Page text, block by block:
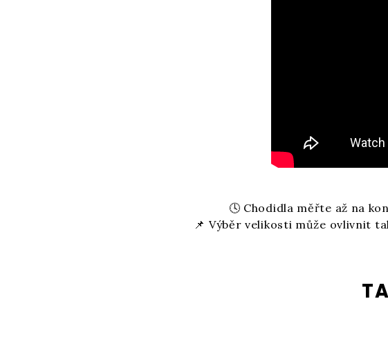
🕓 Chodidla měřte až na
📌 Výběr velikosti může ovlivnit